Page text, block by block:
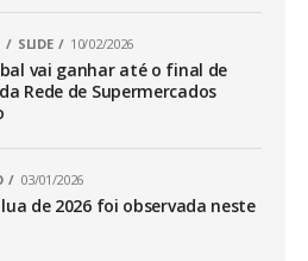
SLIDE 10/02/2026
vai ganhar até o final de
Rede de Supermercados
03/01/2026
de 2026 foi observada neste